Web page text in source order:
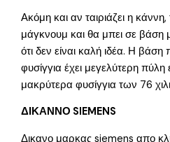
Ακόμη και αν ταιριάζει η κάννη,
μάγκνουμ και θα μπει σε βάση
ότι δεν είναι καλή ιδέα. Η
φυσίγγια έχει μεγελύτερη
μακρύτερα φυσίγγια των 76
ΔΙΚΑΝΝΟ SIEMENS
Δικανο μαρκας siemens απο